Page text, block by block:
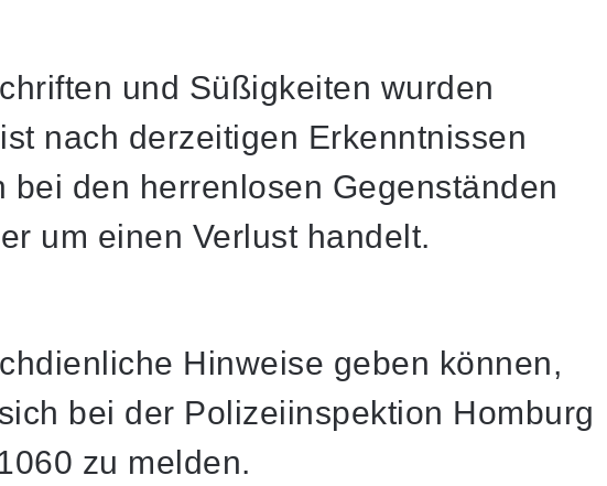
und Süßigkeiten wurden
nach derzeitigen Erkenntnissen
bei den herrenlosen Gegenständen
um einen Verlust handelt.
Hinweise geben können,
bei der Polizeiinspektion Homburg
zu melden.
Pünktlich zum ersten FCS-Heimspiel:
Polizei fordert Kostenbeteiligung der